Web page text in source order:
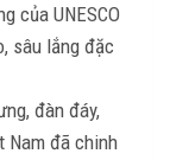
của UNESCO
sâu lắng đặc
đàn đáy,
Nam đã chinh